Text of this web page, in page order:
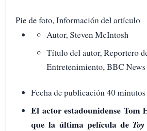
Pie de foto, Información del artículo
Autor, Steven McIntosh
Título del autor, Reportero
Entretenimiento, BBC News
Fecha de publicación 40 minutos
El actor estadounidense Tom
que la última película de